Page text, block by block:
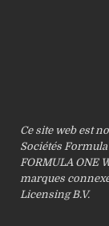
Ce site web est
Sociétés Formula
FORMULA ONE
marques
Licensing B.V.